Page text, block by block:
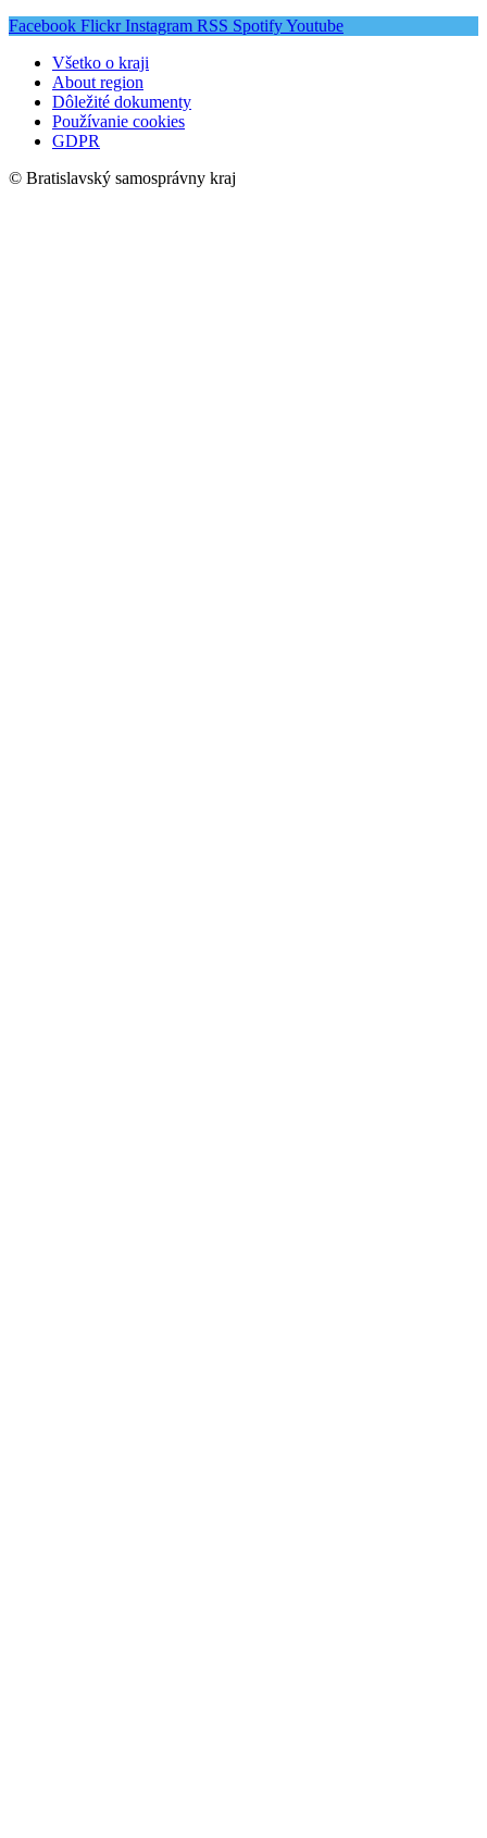
Facebook Flickr Instagram RSS SpotifyYoutube
Všetko o kraji
About region
Dôležité dokumenty
Používanie cookies
GDPR
© Bratislavský samosprávny kraj